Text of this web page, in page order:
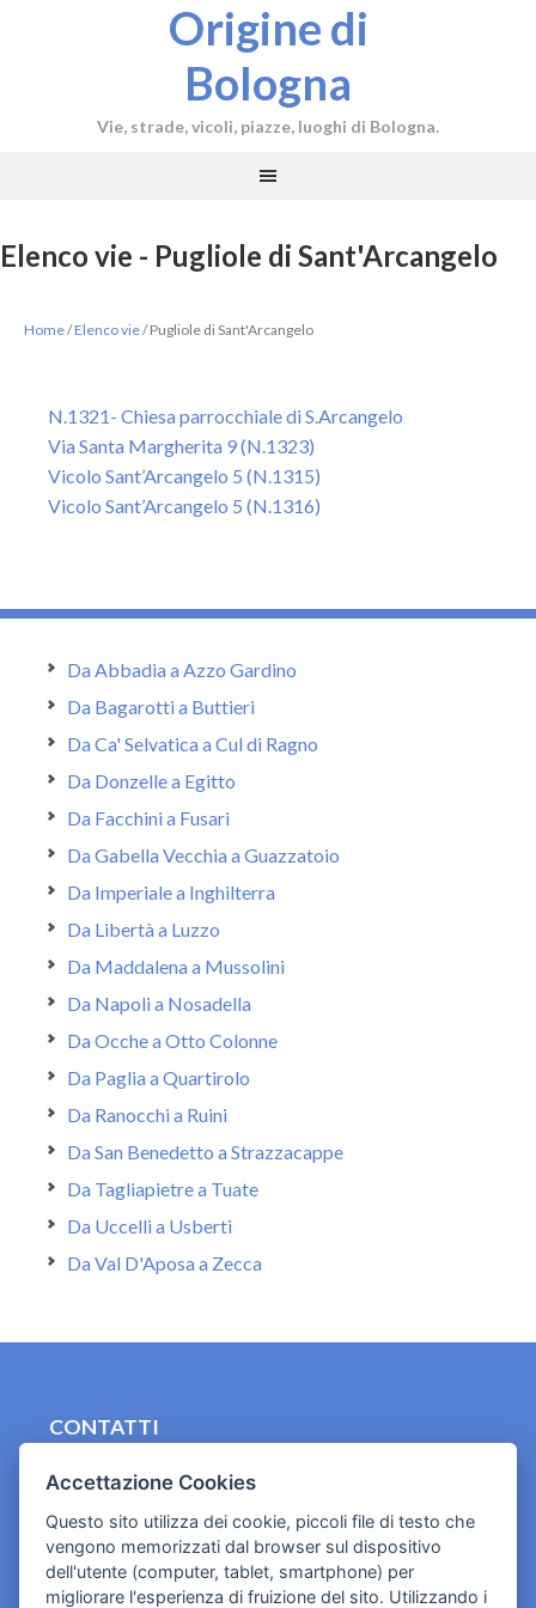
Origine di
Bologna
Vie, strade, vicoli, piazze, luoghi di Bologna.
Elenco vie - Pugliole di Sant'Arcangelo
Home/Elenco vie/Pugliole di Sant'Arcangelo
N.1321- Chiesa parrocchiale di S.Arcangelo
Via Santa Margherita 9 (N.1323)
Vicolo Sant’Arcangelo 5 (N.1315)
Vicolo Sant’Arcangelo 5 (N.1316)
Da Abbadia a Azzo Gardino
Da Bagarotti a Buttieri
Da Ca' Selvatica a Cul di Ragno
Da Donzelle a Egitto
Da Facchini a Fusari
Da Gabella Vecchia a Guazzatoio
Da Imperiale a Inghilterra
Da Libertà a Luzzo
Da Maddalena a Mussolini
Da Napoli a Nosadella
Da Ocche a Otto Colonne
Da Paglia a Quartirolo
Da Ranocchi a Ruini
Da San Benedetto a Strazzacappe
Da Tagliapietre a Tuate
Da Uccelli a Usberti
Da Val D'Aposa a Zecca
CONTATTI
Cookies e informativa privacy
Accettazione Cookies
Questo sito utilizza dei cookie, piccoli file di testo che
vengono memorizzati dal browser sul dispositivo
dell'utente (computer, tablet, smartphone) per
migliorare l'esperienza di fruizione del sito. Utilizzando i